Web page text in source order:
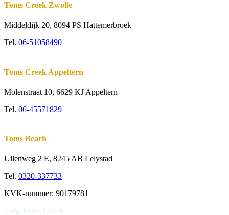
Toms Creek Zwolle
Middeldijk 20, 8094 PS Hattemerbroek
Tel. 06-51058490
Toms Creek Appeltern
Molenstraat 10, 6629 KJ Appeltern
Tel. 06-45571829
Toms Beach
Uilenweg 2 E, 8245 AB Lelystad
Tel. 0320-337733
KVK-nummer: 90179781